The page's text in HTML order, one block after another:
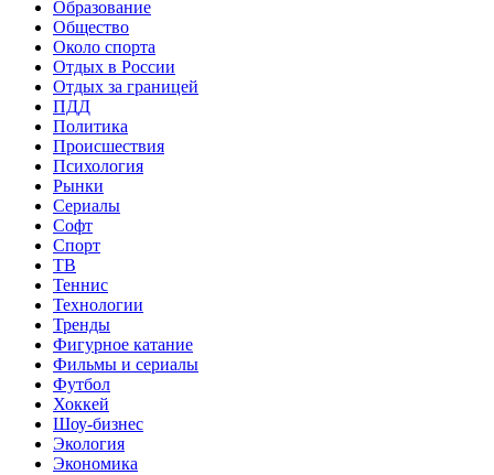
Образование
Общество
Около спорта
Отдых в России
Отдых за границей
ПДД
Политика
Происшествия
Психология
Рынки
Сериалы
Софт
Спорт
ТВ
Теннис
Технологии
Тренды
Фигурное катание
Фильмы и сериалы
Футбол
Хоккей
Шоу-бизнес
Экология
Экономика